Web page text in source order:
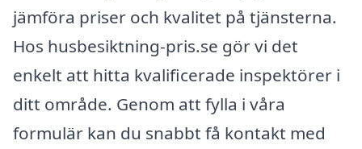
jämföra priser och kvalitet på tjänsterna.
Hos husbesiktning-pris.se gör vi det
enkelt att hitta kvalificerade inspektörer i
ditt område. Genom att fylla i våra
formulär kan du snabbt få kontakt med